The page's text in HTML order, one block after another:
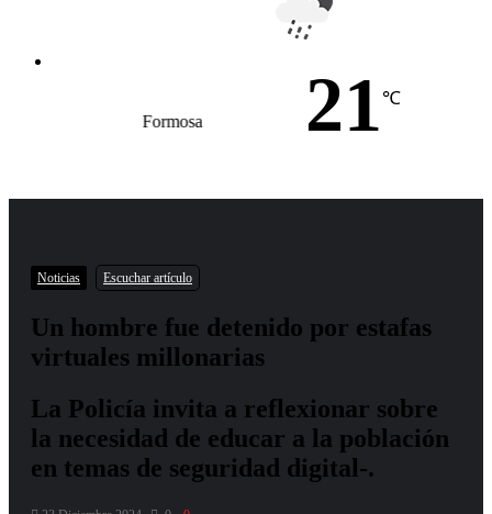
Formosa 21 ℃
Noticias Escuchar artículo
Un hombre fue detenido por estafas
virtuales millonarias
La Policía invita a reflexionar sobre
la necesidad de educar a la población
en temas de seguridad digital-.